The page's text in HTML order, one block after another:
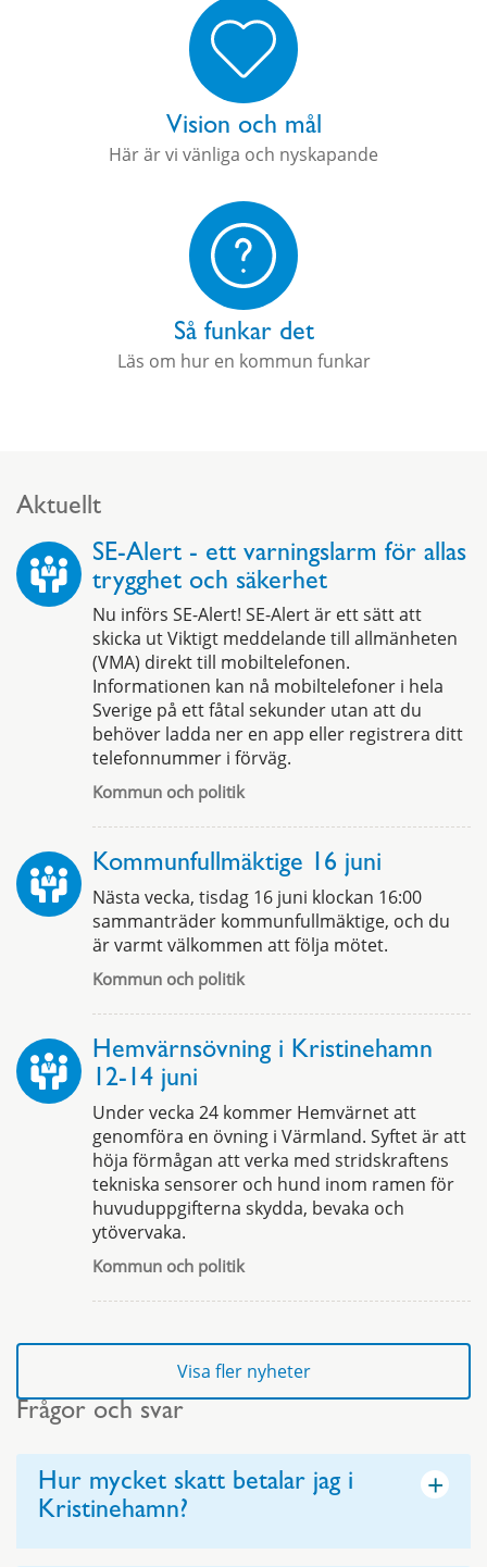
Vision och mål
Här är vi vänliga och nyskapande
Så funkar det
Läs om hur en kommun funkar
Aktuellt
SE-Alert - ett varningslarm för allas
trygghet och säkerhet
Nu införs SE-Alert! SE-Alert är ett sätt att
skicka ut Viktigt meddelande till allmänheten
(VMA) direkt till mobiltelefonen.
Informationen kan nå mobiltelefoner i hela
Sverige på ett fåtal sekunder utan att du
behöver ladda ner en app eller registrera ditt
telefonnummer i förväg.
Kommun och politik
Kommunfullmäktige 16 juni
Nästa vecka, tisdag 16 juni klockan 16:00
sammanträder kommunfullmäktige, och du
är varmt välkommen att följa mötet.
Kommun och politik
Hemvärnsövning i Kristinehamn
12-14 juni
Under vecka 24 kommer Hemvärnet att
genomföra en övning i Värmland. Syftet är att
höja förmågan att verka med stridskraftens
tekniska sensorer och hund inom ramen för
huvuduppgifterna skydda, bevaka och
ytövervaka.
Kommun och politik
Visa fler nyheter
Frågor och svar
Hur mycket skatt betalar jag i
Kristinehamn?
+